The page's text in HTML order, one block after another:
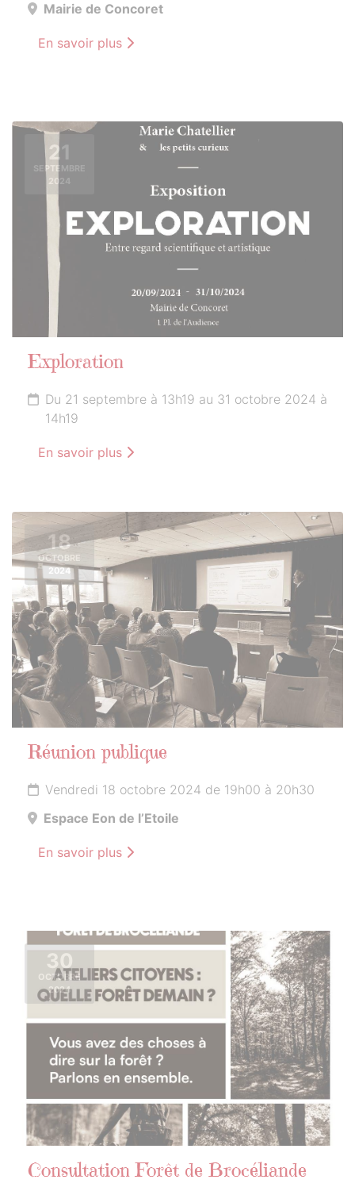
Mairie de Concoret
En savoir plus
21
SEPTEMBRE
2024
Exploration
Du 21 septembre à 13h19 au 31 octobre 2024 à
14h19
En savoir plus
18
OCTOBRE
2024
Réunion publique
Vendredi 18 octobre 2024 de 19h00 à 20h30
Espace Eon de l’Etoile
En savoir plus
30
OCTOBRE
2024
Consultation Forêt de Brocéliande